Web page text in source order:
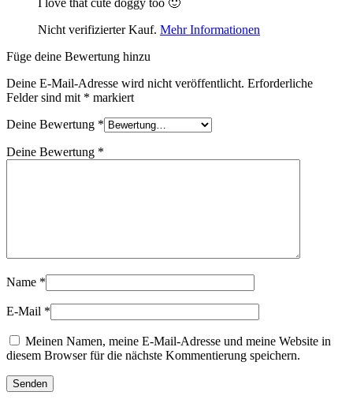
Nicht verifizierter Kauf. Mehr Informationen
Füge deine Bewertung hinzu
Deine E-Mail-Adresse wird nicht veröffentlicht. Erforderliche
Felder sind mit * markiert
Deine Bewertung *
Deine Bewertung *
Name *
E-Mail *
Meinen Namen, meine E-Mail-Adresse und meine Website in
diesem Browser für die nächste Kommentierung speichern.